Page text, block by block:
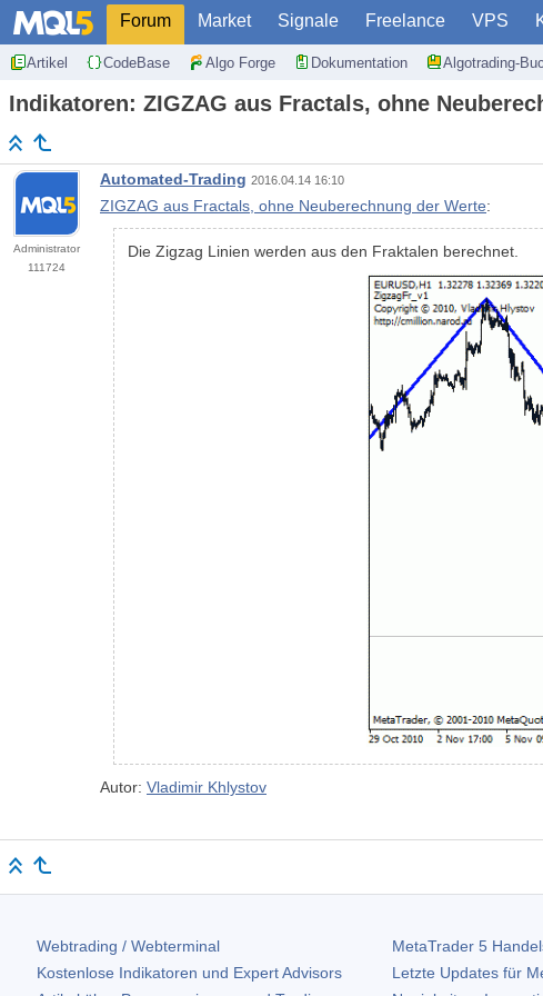
Forum Market Signale Freelance VPS
Artikel CodeBase Algo Forge Dokumentation Algotrading-
Indikatoren: ZIGZAG aus Fractals, ohne
Administrator
111724
Automated-Trading 2016.04.14 16:10
ZIGZAG aus Fractals, ohne Neuberechnung der Werte:
Die Zigzag Linien werden aus den Fraktalen berechnet.
Autor: Vladimir Khlystov
Webtrading / Webterminal
Kostenlose Indikatoren und Expert Advisors
MetaTrader 5
Letzte Updates für